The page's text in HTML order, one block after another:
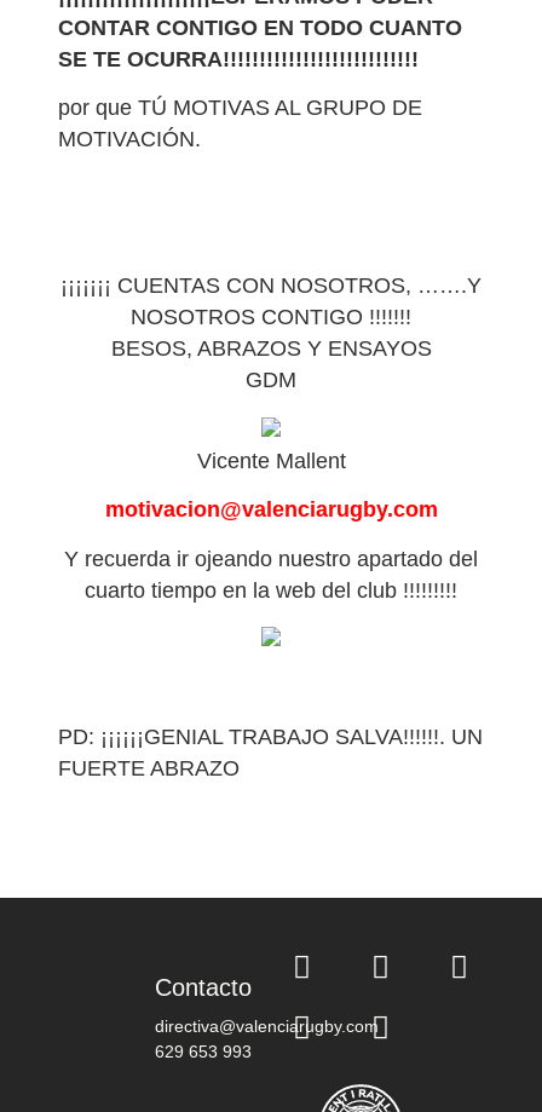
CONTAR CONTIGO EN TODO CUANTO
SE TE OCURRA!!!!!!!!!!!!!!!!!!!!!!!!!!!
por que TÚ MOTIVAS AL GRUPO DE
MOTIVACIÓN.
¡¡¡¡¡¡¡ CUENTAS CON NOSOTROS, …….Y
NOSOTROS CONTIGO !!!!!!!
BESOS, ABRAZOS Y ENSAYOS
GDM
Vicente Mallent
motivacion@valenciarugby.com
Y recuerda ir ojeando nuestro apartado del
cuarto tiempo en la web del club !!!!!!!!!
PD: ¡¡¡¡¡¡GENIAL TRABAJO SALVA!!!!!!. UN
FUERTE ABRAZO
Contacto
directiva@valenciarugby.com
629 653 993